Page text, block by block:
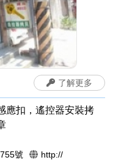
應扣，遙控器安裝拷
號
http://
了解更多